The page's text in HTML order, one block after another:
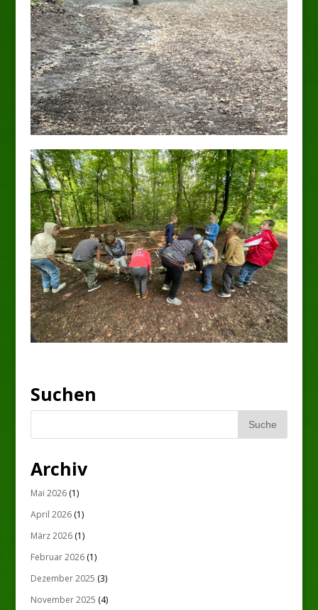
Suchen
Archiv
Mai 2026(1)
April 2026(1)
März 2026(1)
Februar 2026(1)
Dezember 2025 (3)
November 2025 (4)